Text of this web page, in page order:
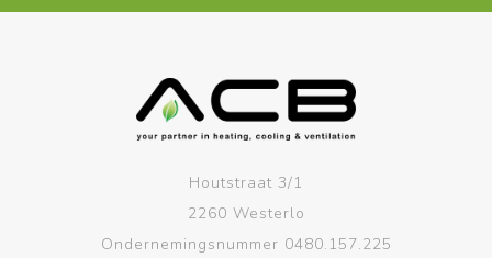
Houtstraat 3/1
2260 Westerlo
Ondernemingsnummer 0480.157.225